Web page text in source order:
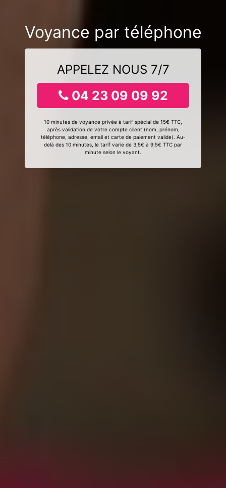
Voyance par téléphone
APPELEZ NOUS 7/7
04 23 09 09 92
10 minutes de voyance privée à tarif spécial de 15€ TTC,
après validation de votre compte client (nom, prénom,
téléphone, adresse, email et carte de paiement valide). Au-
delà des 10 minutes, le tarif varie de 3,5€ à 9,5€ TTC par
minute selon le voyant.